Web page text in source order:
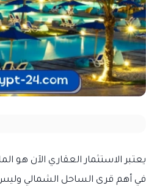
يعتبر الاستثمار العقاري الآن هو
في أهم قرى الساحل الشمالي